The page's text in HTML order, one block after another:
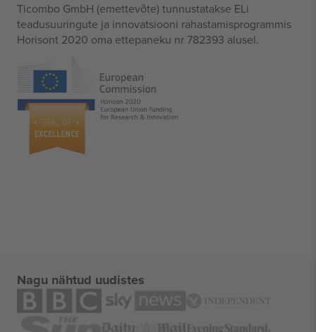
Ticombo GmbH (emettevõte) tunnustatakse ELi
teadusuuringute ja innovatsiooni rahastamisprogrammis
Horisont 2020 oma ettepaneku nr 782393 alusel.
Nagu nähtud uudistes